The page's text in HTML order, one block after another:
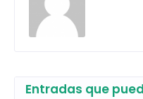
Entradas que